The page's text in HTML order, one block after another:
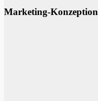
Marketing-Konzeption